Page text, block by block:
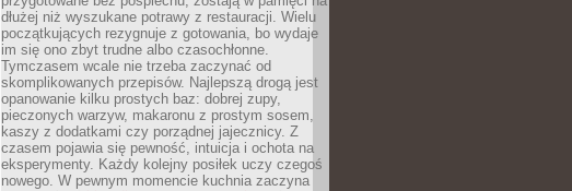
dłużej niż wyszukane potrawy z restauracji. Wielu
początkujących rezygnuje z gotowania, bo wydaje
im się ono zbyt trudne albo czasochłonne.
Tymczasem wcale nie trzeba zaczynać od
skomplikowanych przepisów. Najlepszą drogą jest
opanowanie kilku prostych baz: dobrej zupy,
pieczonych warzyw, makaronu z prostym sosem,
kaszy z dodatkami czy porządnej jajecznicy. Z
czasem pojawia się pewność, intuicja i ochota na
eksperymenty. Każdy kolejny posiłek uczy czegoś
nowego. W pewnym momencie kuchnia zaczyna